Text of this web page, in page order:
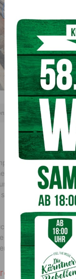
Mittels am Traktor
haben wir
gleichzeitig
in Kärnten als
Zuständigen diesem
wurde